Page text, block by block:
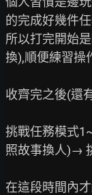
的完成好幾件
所以打完開始
換),順便練習操
收齊完之後(還
挑戰任務模式
照故事換人)→
在這段時間內